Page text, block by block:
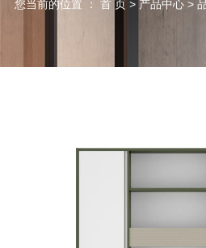
您当前的位置 ： 首 页 > 产品中心 >